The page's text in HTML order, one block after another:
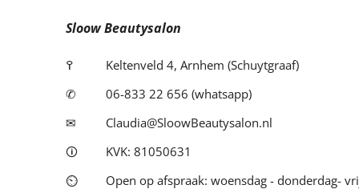
Sloow Beautysalon
߉
Keltenveld 4, Arnhem (Schuytgraaf)
✆
06-833 22 656 (whatsapp)
✉
Claudia@SloowBeautysalon.nl
🛈
KVK: 81050631
⏲
Open op afspraak: woensdag - donderdag-